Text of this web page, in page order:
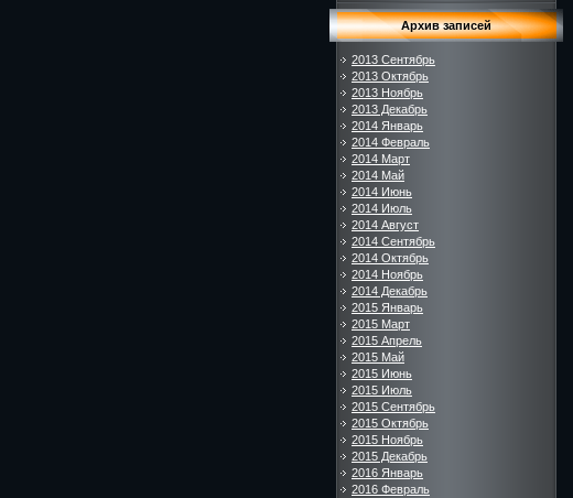
Архив записей
2013 Сентябрь
2013 Октябрь
2013 Ноябрь
2013 Декабрь
2014 Январь
2014 Февраль
2014 Март
2014 Май
2014 Июнь
2014 Июль
2014 Август
2014 Сентябрь
2014 Октябрь
2014 Ноябрь
2014 Декабрь
2015 Январь
2015 Март
2015 Апрель
2015 Май
2015 Июнь
2015 Июль
2015 Сентябрь
2015 Октябрь
2015 Ноябрь
2015 Декабрь
2016 Январь
2016 Февраль